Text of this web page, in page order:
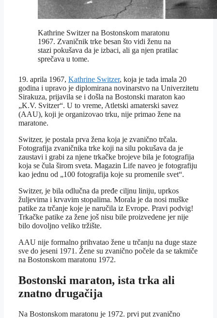
Kathrine Switzer na Bostonskom maratonu
1967. Zvaničnik trke besan što vidi ženu na
stazi pokušava da je izbaci, ali ga njen pratilac
sprečava u tome.
19. aprila 1967, Kathrine Switzer, koja je tada imala 20
godina i upravo je diplomirana novinarstvo na Univerzitetu
Sirakuza, prijavila se i došla na Bostonski maraton kao
„K.V. Svitzer“. U to vreme, Atletski amaterski savez
(AAU), koji je organizovao trku, nije primao žene na
maratone.
Switzer, je postala prva žena koja je zvanično trčala.
Fotografija zvaničnika trke koji na silu pokušava da je
zaustavi i grabi za njene trkačke brojeve bila je fotografija
koja se čula širom sveta. Magazin Life naveo je fotografiju
kao jednu od „100 fotografija koje su promenile svet“.
Switzer, je bila odlučna da pređe ciljnu liniju, uprkos
žuljevima i krvavim stopalima. Morala je da nosi muške
patike za trčanje koje je naručila iz Evrope. Pravi podvig!
Trkačke patike za žene još nisu bile proizvedene jer nije
bilo dovoljno veliko tržište.
AAU nije formalno prihvatao žene u trčanju na duge staze
sve do jeseni 1971. Žene su zvanično počele da se takmiče
na Bostonskom maratonu 1972.
Bostonski maraton, ista trka ali
znatno drugačija
Na Bostonskom maratonu je 1972. prvi put zvanično